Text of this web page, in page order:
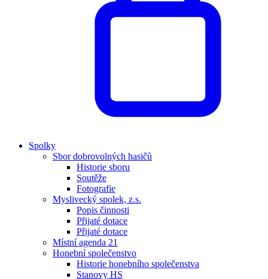
Spolky
Sbor dobrovolných hasičů
Historie sboru
Soutěže
Fotografie
Myslivecký spolek, z.s.
Popis činnosti
Přijaté dotace
Přijaté dotace
Místní agenda 21
Honební společenstvo
Historie honebního společenstva
Stanovy HS